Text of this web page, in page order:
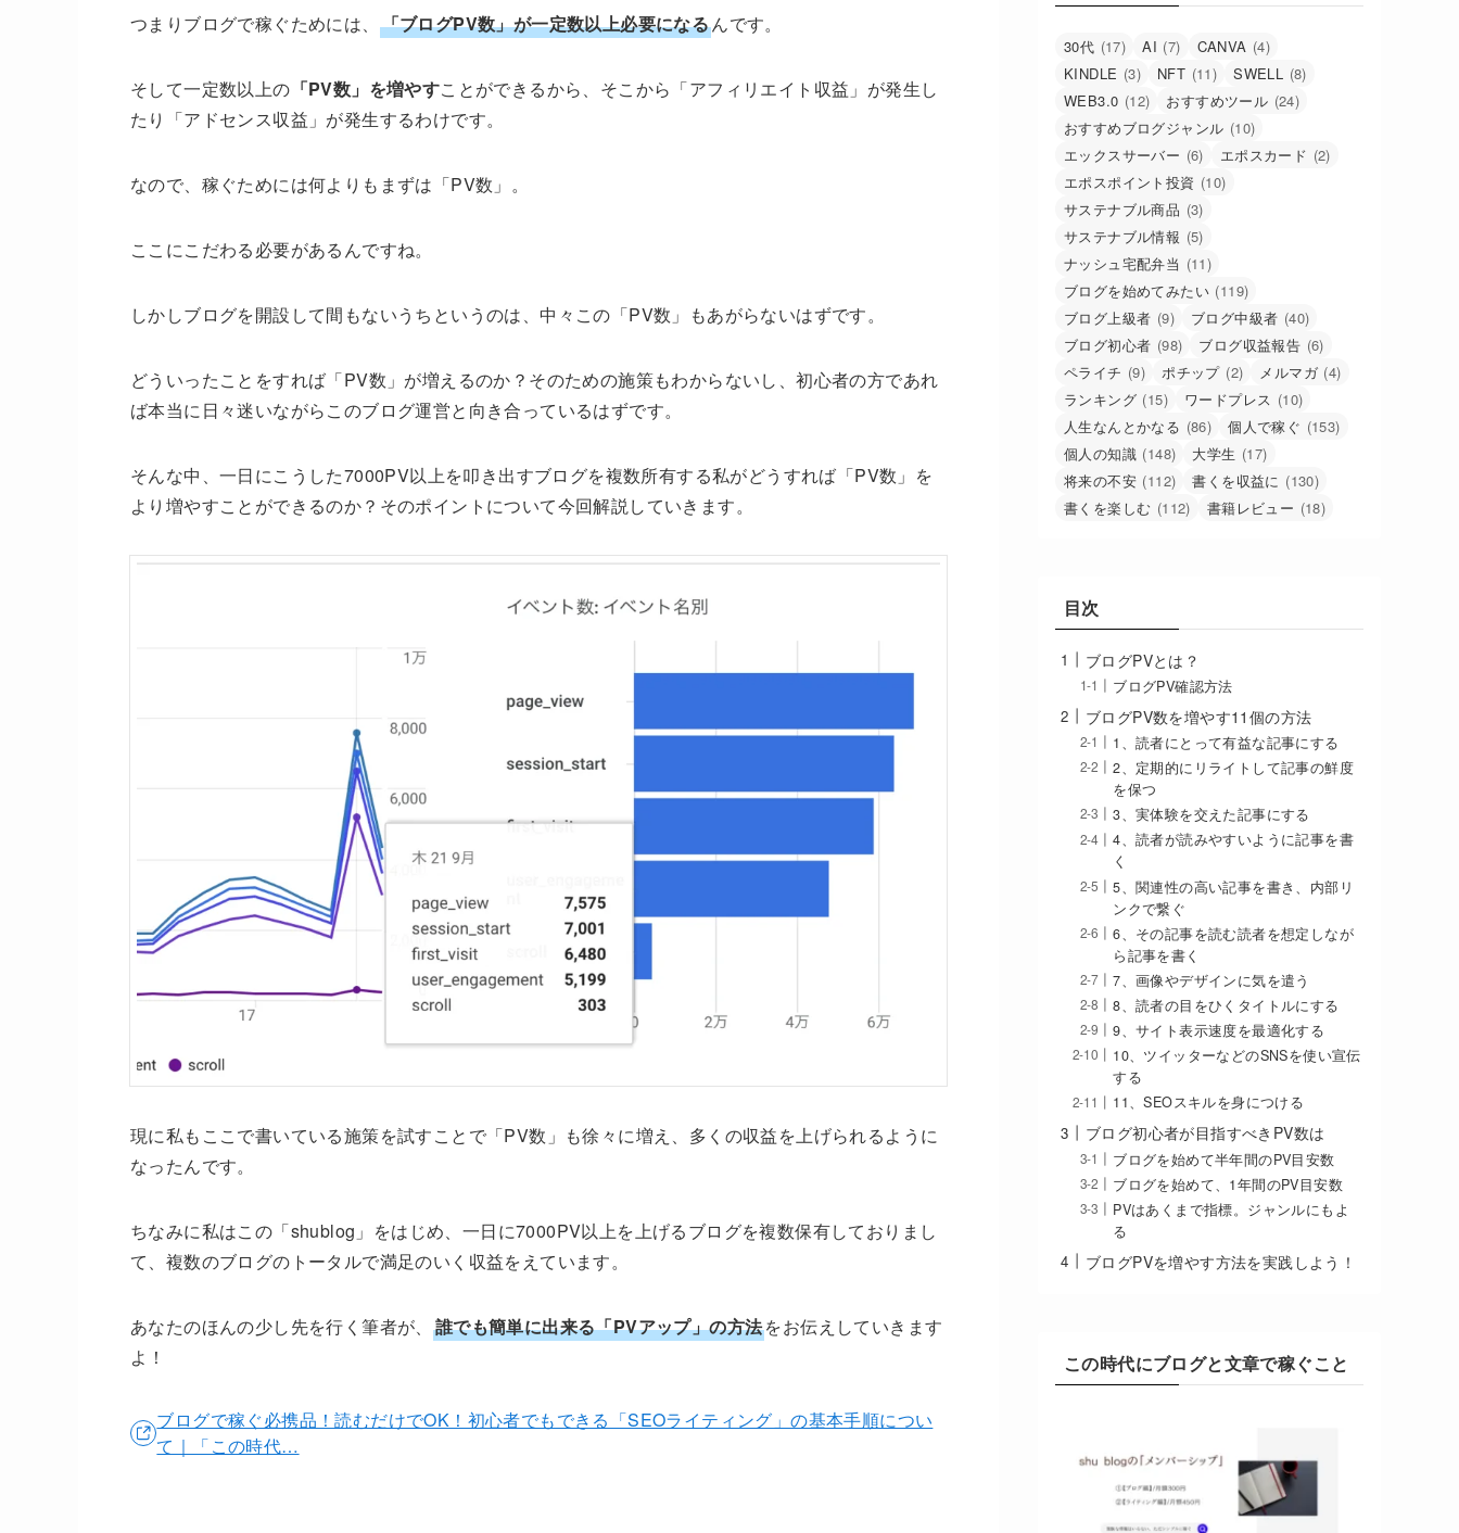
つまりブログで稼ぐためには、 「ブログPV数」が一定数以上必要になるんです。
そして一定数以上の 「PV数」を増やすことができるから、そこから「アフィリエイト収益」が発生し
たり「アドセンス収益」が発生するわけです。
なので、稼ぐためには何よりもまずは「PV数」。
ここにこだわる必要があるんですね。
しかしブログを開設して間もないうちというのは、中々この「PV数」もあがらないはずです。
どういったことをすれば「PV数」が増えるのか？そのための施策もわからないし、初心者の方であれ
ば本当に日々迷いながらこのブログ運営と向き合っているはずです。
そんな中、一日にこうした7000PV以上を叩き出すブログを複数所有する私がどうすれば「PV数」を
より増やすことができるのか？そのポイントについて今回解説していきます。
現に私もここで書いている施策を試すことで「PV数」も徐々に増え、多くの収益を上げられるように
なったんです。
ちなみに私はこの「shublog」をはじめ、一日に7000PV以上を上げるブログを複数保有しておりまし
て、複数のブログのトータルで満足のいく収益をえています。
あなたのほんの少し先を行く筆者が、 誰でも簡単に出来る「PVアップ」の方法をお伝えしていきます
よ！
ブログで稼ぐ必携品！読むだけでOK！初心者でもできる「SEOライティング」の基本手順につい
て｜「この時代…
30代 (17) AI (7) CANVA (4)
KINDLE (3) NFT (11) SWELL (8)
WEB3.0 (12) おすすめツール (24)
おすすめブログジャンル (10)
エックスサーバー (6) エポスカード (2)
エポスポイント投資 (10)
サステナブル商品 (3)
サステナブル情報 (5)
ナッシュ宅配弁当 (11)
ブログを始めてみたい (119)
ブログ上級者 (9) ブログ中級者 (40)
ブログ初心者 (98) ブログ収益報告 (6)
ペライチ (9) ポチップ (2) メルマガ (4)
ランキング (15) ワードプレス (10)
人生なんとかなる (86) 個人で稼ぐ (153)
個人の知識 (148) 大学生 (17)
将来の不安 (112) 書くを収益に (130)
書くを楽しむ (112) 書籍レビュー (18)
目次
ブログPVとは？
ブログPV確認方法
ブログPV数を増やす11個の方法
1、読者にとって有益な記事にする
2、定期的にリライトして記事の鮮度
を保つ
3、実体験を交えた記事にする
4、読者が読みやすいように記事を書
く
5、関連性の高い記事を書き、内部リ
ンクで繋ぐ
6、その記事を読む読者を想定しなが
ら記事を書く
7、画像やデザインに気を遣う
8、読者の目をひくタイトルにする
9、サイト表示速度を最適化する
10、ツイッターなどのSNSを使い宣伝
する
11、SEOスキルを身につける
ブログ初心者が目指すべきPV数は
ブログを始めて半年間のPV目安数
ブログを始めて、1年間のPV目安数
PVはあくまで指標。ジャンルにもよ
る
ブログPVを増やす方法を実践しよう！
この時代にブログと文章で稼ぐこと